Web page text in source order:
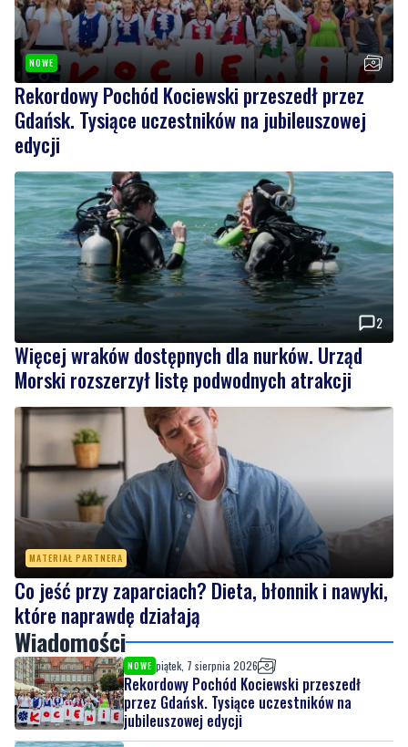
Rekordowy Pochód Kociewski przeszedł przez
Gdańsk. Tysiące uczestników na jubileuszowej
edycji
2
Więcej wraków dostępnych dla nurków. Urząd
Morski rozszerzył listę podwodnych atrakcji
MATERIAŁ PARTNERA
Co jeść przy zaparciach? Dieta, błonnik i nawyki,
które naprawdę działają
Wiadomości
NOWE piątek, 7 sierpnia 2026
Rekordowy Pochód Kociewski przeszedł
przez Gdańsk. Tysiące uczestników na
jubileuszowej edycji
piątek, 7 sierpnia 2026
Więcej wraków dostępnych dla nurków. Urząd
Morski rozszerzył listę podwodnych atrakcji